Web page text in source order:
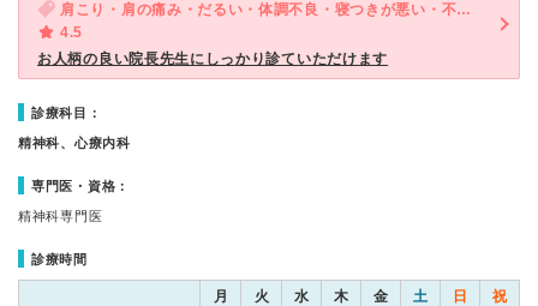
肩こり・肩の痛み・だるい・体調不良・寝つきが悪い・不眠・気が滅入る・不安
4.5
お人柄の良い院長先生にしっかり診ていただけます
診療科目：
精神科、心療内科
専門医・資格：
精神科専門医
診療時間
月 火 水 木 金 土 日 祝